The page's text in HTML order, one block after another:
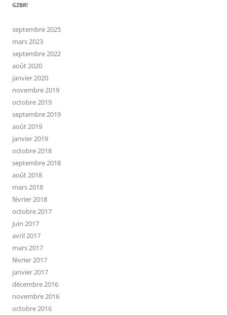
GZBR!
septembre 2025
mars 2023
septembre 2022
août 2020
janvier 2020
novembre 2019
octobre 2019
septembre 2019
août 2019
janvier 2019
octobre 2018
septembre 2018
août 2018
mars 2018
février 2018
octobre 2017
juin 2017
avril 2017
mars 2017
février 2017
janvier 2017
décembre 2016
novembre 2016
octobre 2016